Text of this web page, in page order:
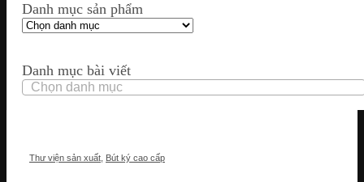
Danh mục sản phẩm
Danh mục bài viết
Danh
mục
Thư viện sản xuất, Bút ký cao cấp